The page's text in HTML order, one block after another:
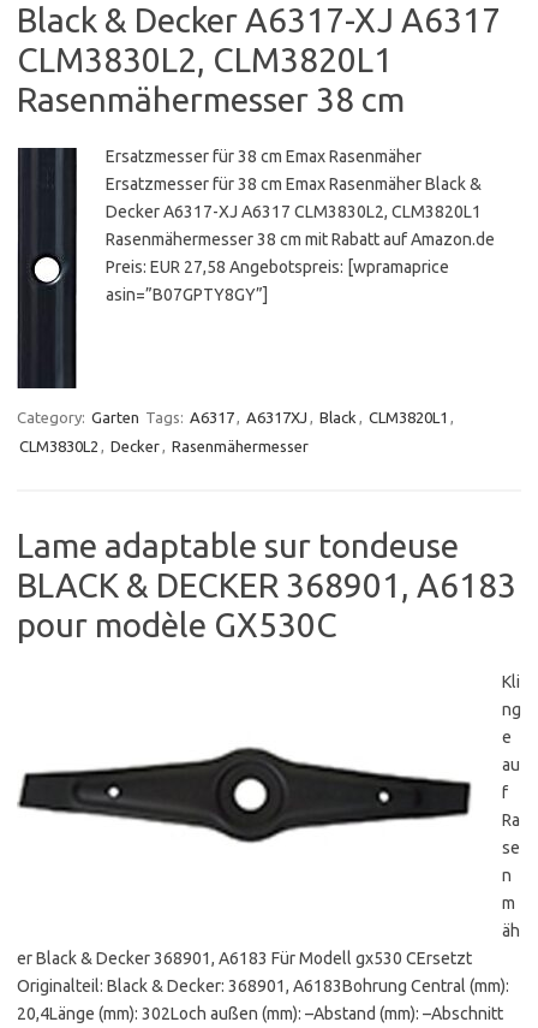
Black & Decker A6317-XJ A6317
CLM3830L2, CLM3820L1
Rasenmähermesser 38 cm
Ersatzmesser für 38 cm Emax Rasenmäher
Ersatzmesser für 38 cm Emax Rasenmäher Black &
Decker A6317-XJ A6317 CLM3830L2, CLM3820L1
Rasenmähermesser 38 cm mit Rabatt auf Amazon.de
Preis: EUR 27,58 Angebotspreis: [wpramaprice
asin=”B07GPTY8GY”]
Category: Garten Tags: A6317, A6317XJ , Black , CLM3820L1 ,
CLM3830L2 , Decker, Rasenmähermesser
Lame adaptable sur tondeuse
BLACK & DECKER 368901, A6183
pour modèle GX530C
Kli
ng
e
au
f
Ra
se
n
m
äh
er Black & Decker 368901, A6183 Für Modell gx530 CErsetzt
Originalteil: Black & Decker: 368901, A6183Bohrung Central (mm):
20,4Länge (mm): 302Loch außen (mm): –Abstand (mm): –Abschnitt